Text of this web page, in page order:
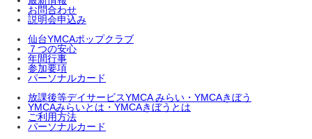
お問合わせ
説明会申込み
仙台YMCAポップクラブ
７つの安心
年間行事
参加要項
パーソナルカード
放課後等デイサービスYMCA みらい・YMCAきぼう
YMCAみらいとは・YMCAきぼうとは
ご利用方法
パーソナルカード